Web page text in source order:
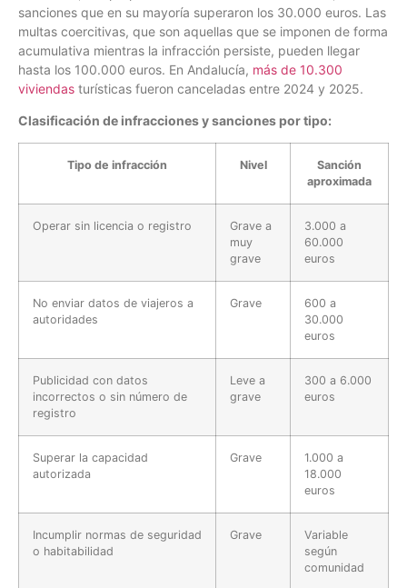
sanciones que en su mayoría superaron los 30.000 euros. Las
multas coercitivas, que son aquellas que se imponen de forma
acumulativa mientras la infracción persiste, pueden llegar
hasta los 100.000 euros. En Andalucía, más de 10.300
viviendas turísticas fueron canceladas entre 2024 y 2025.
Clasificación de infracciones y sanciones por tipo:
Tipo de infracción Nivel
Sanción
aproximada
Operar sin licencia o registro
Grave a
muy
grave
3.000 a
60.000
euros
No enviar datos de viajeros a
autoridades
Grave
600 a
30.000
euros
Publicidad con datos
incorrectos o sin número de
registro
Leve a
grave
300 a 6.000
euros
Superar la capacidad
autorizada
Grave
1.000 a
18.000
euros
Incumplir normas de seguridad
o habitabilidad
Grave
Variable
según
comunidad